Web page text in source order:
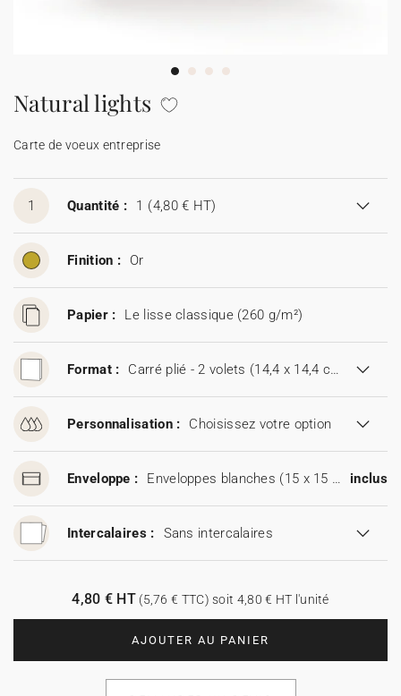
★ Demande d'échantillons
Menus
Présentoirs comptoir
Stickers
Natural lights
Carte de voeux entreprise
1 Quantité : 1 (4,80 € HT)
Finition : Or
Papier : Le lisse classique (260 g/m²)
Format : Carré plié - 2 volets (14,4 x 14,4 cm)
Personnalisation : Choisissez votre option
Enveloppe : Enveloppes blanches (15 x 15 cm) inclus
Intercalaires : Sans intercalaires
AJOUTER AU PANIER
4,80 € HT(5,76 € TTC) soit 4,80 € HT l'unité